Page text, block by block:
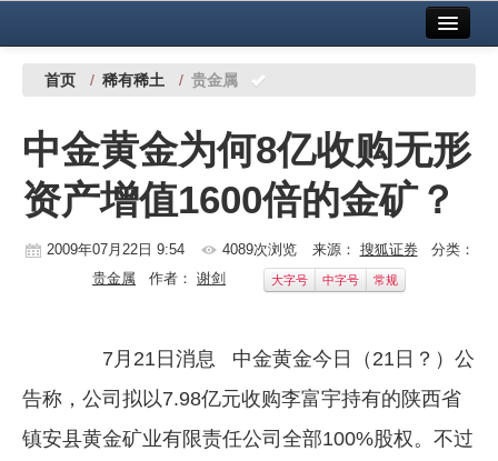
中国有色金属报社主办 广告服务
铜镍铅锌
铝
稀有稀土
镁钛
地矿 建设
首页 / 稀有稀土 / 贵金属
中金黄金为何8亿收购无形
资产增值1600倍的金矿？
2009年07月22日 9:54 4089次浏览 来源： 搜狐证券分类：
贵金属 作者： 谢剑 大字号 中字号 常规
7月21日消息 中金黄金今日（21日？）公
告称，公司拟以7.98亿元收购李富宇持有的陕西省
镇安县黄金矿业有限责任公司全部100%股权。不过